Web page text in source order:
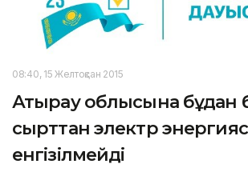
08:40, 15 Желтоқсан 2015
Атырау облысына бұдан
сырттан электр
енгізілмейді